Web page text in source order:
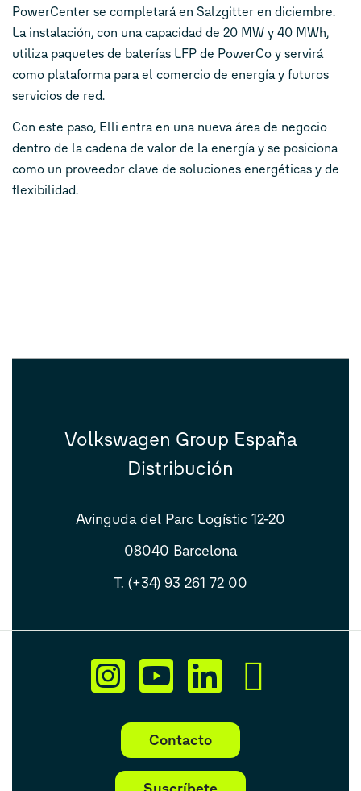
PowerCenter se completará en Salzgitter en diciembre.
La instalación, con una capacidad de 20 MW y 40 MWh,
utiliza paquetes de baterías LFP de PowerCo y servirá
como plataforma para el comercio de energía y futuros
servicios de red.
Con este paso, Elli entra en una nueva área de negocio
dentro de la cadena de valor de la energía y se posiciona
como un proveedor clave de soluciones energéticas y de
flexibilidad.
Volkswagen Group España
Distribución
Avinguda del Parc Logístic 12-20
08040 Barcelona
T. (+34) 93 261 72 00
Contacto